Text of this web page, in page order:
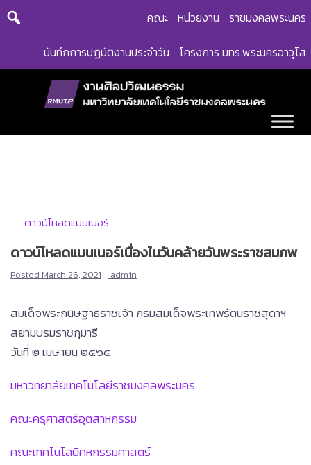
Skip
คณะ หน่วยงาน ราชมงคลพระนคร
บันทึกการปฏิบัติงานประจำวัน โครงการ มทร.พระนครอาวุโส
ดาวน์โหลดแบนเนอร์
ดาวน์โหลดแบนเนอร์เนื่องในวันคล้ายวันพระราชสมภพ
Posted March 26, 2021 admin
สมเด็จพระกนิษฐาธิราชเจ้า กรมสมเด็จพระเทพรัตนราชสุดาฯ
สยามบรมราชกุมารี
วันที่ ๒ เมษายน ๒๕๖๔
มหาวิทยาลัยเทคโนโลยีราชมงคลพระนคร
คณะครุศาสตร์อุตสาหกรรม
คณะเทคโนโลยีคหกรรมศาสตร์